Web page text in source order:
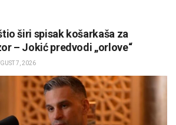
širi spisak košarkaša za
– Jokić predvodi „orlove“
7, 2026